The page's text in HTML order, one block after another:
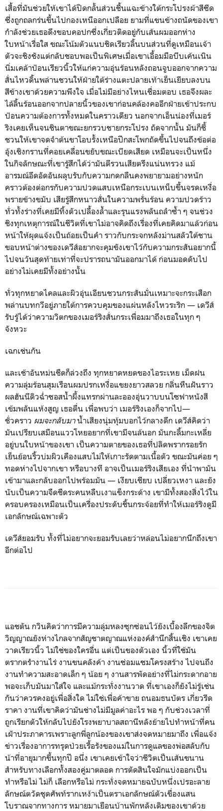
เสื้อที่มันช่วยให้เขาได้ปิดกลั้นส่วนชื้นแฉะข้างใต้กระโปรงผ้าสีซีด
ซึ่งถูกถลกร่นขึ้นไปกองเหนืออกเปลือย ยามที่แขนข้างถนัดของเขา
กำลังช่วยเธอดึงขอบคอปกซึ่งเกี่ยวติดอยู่กับเส้นผมออกห่าง
ใบหน้าเรื่อใส ขณะโน้มตัวแนบชิดเรียวลิ้นบนส่วนที่ดูเหมือนเจ้า
ตัวจะชิงชังแต่กลับชอบพอเป็นพิเศษเมื่อเขาเอื้อมมือบีบเค้นเนิน
นิ่มเคล้าป้อนเรียวนิ้วให้แก่ความอุ่นร้อนหลังถอนจูบออกจากความ
สั่นไหวดิ้นพล่านชวนให้ฝ่ายใต้ร่างแตะปลายเท้าเย็นเยียบลงบน
สีข้างเขาด้วยความพึงใจ เมื่อไม่มีอย่างไหนเชื่อมตอบ เธอจึงผละ
ไล้ลิ้นร้อนออกจากปลายนิ้วของเขาก่อนคล้องคออีกฝ่ายเข้าประกบ
ป้อนความต้องการทั้งหมดในคราวเดียว นอกจากเอ็นน่องที่เมอร์
ริงเคยเห็นจนชินตาขณะยกรวบชายกระโปรง ถัดจากนั้น มันก็ชี้
ชวนให้เขาจดจำต้นขาโอบรั้งเหนือปีกสะโพกถัดขึ้นไปจนถึงข้อต่อ
อุ้งเชิงกรานที่คอยเคลื่อนขยับขณะเบียดเสียด เหมือนจะเป็นหนึ่ง
ในกิจลักษณะที่เขารู้สึกได้ว่ามันตีรวนเสียตรึงแน่นทรวง แม้
อารมณ์อึดอัดอันผลุบรับกับความกดกลืนคงพยายามอย่างหนัก
คราวต้องต่อกรกับความปวดแสบเหนือกระเบนเหน็บขึ้นจรดเหงื่อ
พรายข้างขมับ เสียรู้สึกหนาวสั่นในความพรั่นร้อน ความปวดร้าว
ทั่วทั้งร่างที่เคยมีทิ้งตัวเปลื้องล้ำและรุนแรงพลันถลำซ้ำ ๆ จนช่วง
ชิงทุกเหตุการณ์ในชีวิตที่เขาไม่อาจคิดถึงเรื่องที่เคยคิดมาแล้วก่อน
หน้าให้ผุดแจ้งเป็นถ้อยเป็นคำ ราวกับกระจกหลังม่านสลัวใต้ชาน
ขอบหน้าต่างของเดวีส์อยากจะคุมขังเขาไว้กับความกระสันอยากนี้
ไปจนวันสุดท้ายเท่าที่จะปรารถนามันออกมาได้ ก่อนมอดดับไป
อย่างไม่เคยมีทั้งอย่างนั้น
ทั่วทุกหยาดไคลและผิวอุ่นเอียนชวนกระสันมั่นเหมาะจะกระเสือก
พล่านบทกวีอยู่ภายใต้การควบคุมของแผ่นหลังไหวระริก — เดวีส์
รับรู้ได้ว่าความวิตกของเมอร์ริงสั่นกระเพื่อมมาถึงเธอในทุก ๆ
จังหวะ
เฉกเช่นกัน
และเช้าอันหม่นชืดก็ล่วงถึง ทุกหยาดหยดของไอระเหย เม็ดฝน
ความลุ่มร้อนสุมเรือนผมปรกเหงื่อแขยงยาวสลวย กลิ่นหืนฝันราว
ผลฮันนีดิวฉ่ำซอสน้ำผึ้งแทรกผ่านละอองอุ่นวาบบนโซฟาหนังสี
เข้มพลันแห้งสูญ เธอตื่น เพื่อพบว่า เมอร์ริงเองก็จากไป—
ชั่วคราว ผมจะกลับมาน้ำเสียงนุ่มทุ้มบอกไว้กลางดึก เดวีส์คิดว่า
มันเปรียบเสมือนแววโหยอยากที่เขามีจนล้นอก มันกะลิ้มกะเหลี่ย
อยู่บนใบหน้าของเขา เป็นความตายของเธอที่ปลิดพรากรอยรัก
เย็นย้อนริ้วบ่มผิวเคืองแสบไม่ให้เกาะรัดตามเนื้อตัว ขณะมันค่อย ๆ
ทอดห่างไปจากเขา หรือบางที อาจเป็นเมอร์ริงเสียเอง ที่นำพามัน
เข้ามาและกลับออกไปพร้อมมัน — เงียบเชียบ เปลี่ยวเหงา และยัง
นับเป็นความจืดชืดระคนหลืบเงาแข็งกระด้าง เขามีทั้งสองสิ่งไว้ใน
ครอบครองเหมือนเป็นเครื่องประดับชิ้นกระจ้อยที่ทำให้เมอร์ริงดูมี
เอกลักษณ์เฉพาะตัว
เดวีส์ยอมรับ ทั้งที่ไม่อยากจะยอมรับเลยว่าหล่อนไม่อยากนึกถึงเขา
อีกต่อไป
แอชตัน กวินคิดว่าการมีความลุ่มหลงซุกซ่อนไว้ยังเบื้องลึกของจิต
วิญญาณยังห่างไกลจากสัญชาตญาณแห่งองค์สำนึกสิ้นเชิง เขาเคย
วาดเรียวนิ้ว ไม่ใช่ของใครอื่น แต่เป็นของตัวเอง นิ้วที่ใช้มัน
ตรากตรำงานไร่ งานขนคลังค้า งานซ่อมแซมโครงสร้าง ไปจนถึง
งานทำความสะอาดเล็ก ๆ น้อย ๆ งานสารพัดอย่างที่ไม่กระดากอาย
พอจะเก็บมันมาใส่ใจ และแม้กระทั่งงานวาด ที่เขาเองก็ยังไม่รู้เช่น
กันว่าควรคงอยู่เพื่อสิ่งใด ไม่ใช่เพื่อค้าขาย ถนอมธนบัตร เกี่ยวรีด
ราคา งานที่เขาคิดว่ามันช่างไม่มีมูลค่าอะไร พอ ๆ กับช่วงเวลาที่
ถูกเรียกตัวให้กลับไปยังโรงพยาบาลสถานีหลังย้ายไปทำหน้าที่คน
เฝ้าประภาคารเพราะลูกพี่ลูกน้องของเขาส่งจดหมายมาถึง เพื่อแจ้ง
ข่าวเรื่องอาการทรุดป่วยเรื้อรังของแม่ในการดูแลของพ่อสลับกับ
น้าที่อายุมากขึ้นทุกปี อนึ่ง เขาเคยเข้าใจว่าชีวิตเป็นเส้นขนาน
สำหรับทางเลือกทั้งสองคู่มาตลอด การตัดสินใจมักแบ่งออกเป็น
ทำหรือไม่ ไม่ก็ เลือกหรือไม่ กระทั่งจดหมายฉบับหนึ่งเปรอะลาย
ลักษณ์ตวัดชุดศัพท์รากเหง้าเป็นตราเอกลักษณ์ตัวเขื่องแสน
โบราณจากทางการ หมายมาเยือนบ้านพักหลังเดิมของเขาด้วย